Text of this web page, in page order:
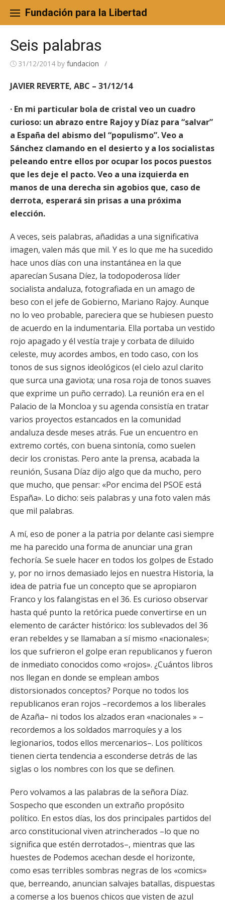
content
Fundación para la Libertad
Seis palabras
31/12/2014 by fundacion /
JAVIER REVERTE, ABC – 31/12/14
· En mi particular bola de cristal veo un cuadro
curioso: un abrazo entre Rajoy y Díaz para “salvar”
a España del abismo del “populismo”. Veo a
Sánchez clamando en el desierto y a los socialistas
peleando entre ellos por ocupar los pocos puestos
que les deje el pacto. Veo a una izquierda en
manos de una derecha sin agobios que, caso de
derrota, esperará sin prisas a una próxima
elección.
A veces, seis palabras, añadidas a una significativa
imagen, valen más que mil. Y es lo que me ha sucedido
hace unos días con una instantánea en la que
aparecían Susana Díez, la todopoderosa líder
socialista andaluza, fotografiada en un amago de
beso con el jefe de Gobierno, Mariano Rajoy. Aunque
no lo veo probable, pareciera que se hubiesen puesto
de acuerdo en la indumentaria. Ella portaba un vestido
rojo apagado y él vestía traje y corbata de diluido
celeste, muy acordes ambos, en todo caso, con los
tonos de sus signos ideológicos (el cielo azul clarito
que surca una gaviota; una rosa roja de tonos suaves
que exprime un puño cerrado). La reunión era en el
Palacio de la Moncloa y su agenda consistía en tratar
varios proyectos estancados en la comunidad
andaluza desde meses atrás. Fue un encuentro en
extremo cortés, con buena sintonía, como suelen
decir los cronistas. Pero ante la prensa, acabada la
reunión, Susana Díaz dijo algo que da mucho, pero
que mucho, que pensar: «Por encima del PSOE está
España». Lo dicho: seis palabras y una foto valen más
que mil palabras.
A mí, eso de poner a la patria por delante casi siempre
me ha parecido una forma de anunciar una gran
fechoría. Se suele hacer en todos los golpes de Estado
y, por no irnos demasiado lejos en nuestra Historia, la
idea de patria fue un concepto que se apropiaron
Franco y los falangistas en el 36. Es curioso observar
hasta qué punto la retórica puede convertirse en un
elemento de carácter histórico: los sublevados del 36
eran rebeldes y se llamaban a sí mismo «nacionales»;
los que sufrieron el golpe eran republicanos y fueron
de inmediato conocidos como «rojos». ¿Cuántos libros
nos llegan en donde se emplean ambos
distorsionados conceptos? Porque no todos los
republicanos eran rojos –recordemos a los liberales
de Azaña– ni todos los alzados eran «nacionales » –
recordemos a los soldados marroquíes y a los
legionarios, todos ellos mercenarios–. Los políticos
tienen cierta tendencia a esconderse detrás de las
siglas o los nombres con los que se definen.
Pero volvamos a las palabras de la señora Díaz.
Sospecho que esconden un extraño propósito
político. En estos días, los dos principales partidos del
arco constitucional viven atrincherados –lo que no
significa que estén derrotados–, mientras que las
huestes de Podemos acechan desde el horizonte,
como esas terribles sombras negras de los «comics»
que, berreando, anuncian salvajes batallas, dispuestas
a comerse a los buenos chicos que visten de azul